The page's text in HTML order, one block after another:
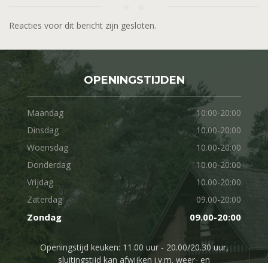
Reacties voor dit bericht zijn gesloten.
OPENINGSTIJDEN
Maandag
10:00-20:00
Dinsdag
10.00-20:00
Woensdag
10.00-20:00
Donderdag
10.00-20:00
Vrijdag
10.00-20:00
Zaterdag
09.00-20:00
Zondag 09.00-20:00
Openingstijd keuken: 11.00 uur - 20.00/20.30 uur,
sluitingstijd kan afwijken i.v.m. weer- en